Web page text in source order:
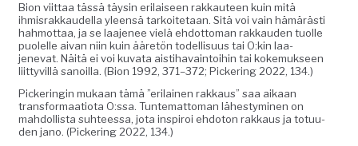
Bion viit­taa tässä täysin eri­laiseen rakkau­teen kuin mitä
ihmis­rakkaudel­la yleen­sä tarkoite­taan. Sitä voi vain hämärästi
hah­mot­taa, ja se laa­je­nee vielä ehdot­toman rakkau­den tuolle
puolelle aivan niin kuin ääretön todel­lisu­us tai O:kin laa­
jenevat. Näitä ei voi kuva­ta ais­ti­havain­toi­hin tai koke­muk­seen
liit­tyvil­lä sanoil­la. (Bion 1992, 371–372; Pick­er­ing 2022, 134.)
Pick­eringin mukaan tämä ”eri­lainen rakkaus” saa aikaan
trans­for­maa­tio­ta O:ssa. Tun­tem­at­toman läh­estymi­nen on
mah­dol­lista suh­teessa, jota inspiroi ehdo­ton rakkaus ja totu­u­
den jano. (Pick­er­ing 2022, 134.)